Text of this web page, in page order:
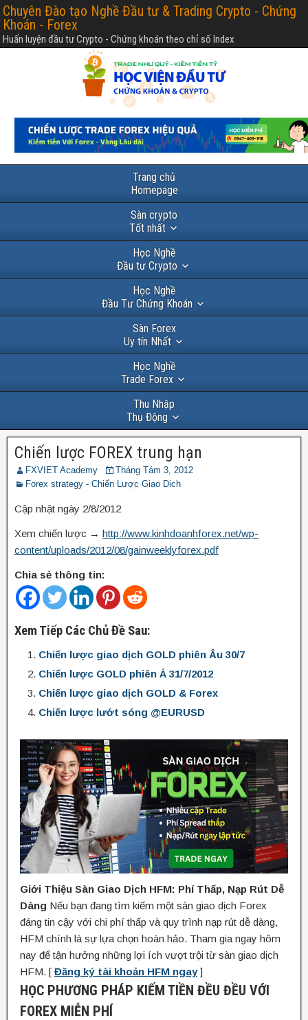
Chuyên Đào tạo Nghề Đầu tư & Trading Crypto - Chứng
Khoán - Forex
Huấn luyện đầu tư Crypto - Chứng khoán theo chỉ số Index
Trang chủ
Homepage
Sàn crypto
Tốt nhất
Học Nghề
Đầu tư Crypto
Học Nghề
Đầu Tư Chứng Khoán
Sàn Forex
Uy tín Nhất
Học Nghề
Trade Forex
Thu Nhập
Thụ Động
Chiến lược FOREX trung hạn
FXVIET Academy
Tháng Tám 3, 2012
Forex strategy - Chiến Lược Giao Dịch
Cập nhật ngày 2/8/2012
Xem chiến lược → http://www.kinhdoanhforex.net/wp-
content/uploads/2012/08/gainweeklyforex.pdf
Chia sẻ thông tin:
Xem Tiếp Các Chủ Đề Sau:
Chiến lược giao dịch GOLD phiên Âu 30/7
Chiến lược GOLD phiên Á 31/7/2012
Chiến lược giao dịch GOLD & Forex
Chiến lược lướt sóng @EURUSD
Giới Thiệu Sàn Giao Dịch HFM: Phí Thấp, Nạp Rút Dễ
Dàng Nếu bạn đang tìm kiếm một sàn giao dịch Forex
đáng tin cậy với chi phí thấp và quy trình nạp rút dễ dàng,
HFM chính là sự lựa chọn hoàn hảo. Tham gia ngay hôm
nay để tận hưởng những lợi ích vượt trội từ sàn giao dịch
HFM. [ Đăng ký tài khoản HFM ngay]
HỌC PHƯƠNG PHÁP KIẾM TIỀN ĐỀU ĐỀU VỚI
FOREX MIỄN PHÍ